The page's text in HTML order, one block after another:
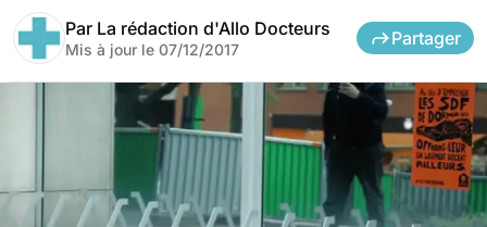
Par La rédaction d'Allo Docteurs
Mis à jour le 07/12/2017
Partager